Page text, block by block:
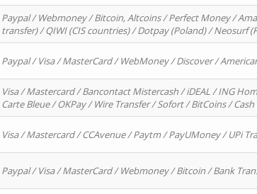
Paypal / Webmoney / Bitcoin, Altcoins / Perfect Money /
transfer) / QIWI (CIS countries) / Dotpay (Poland) / Neosurf
Paypal / Visa / MasterCard / WebMoney / Discover /
Visa / Mastercard / Bancontact Mistercash / iDEAL / ING
Carte Bleue / OKPay / Wire Transfer / Sofort / BitCoins /
Visa / Mastercard / CCAvenue / Paytm / PayUMoney / UPi
Paypal / Visa / MasterCard / Webmoney / Bitcoin / Bank